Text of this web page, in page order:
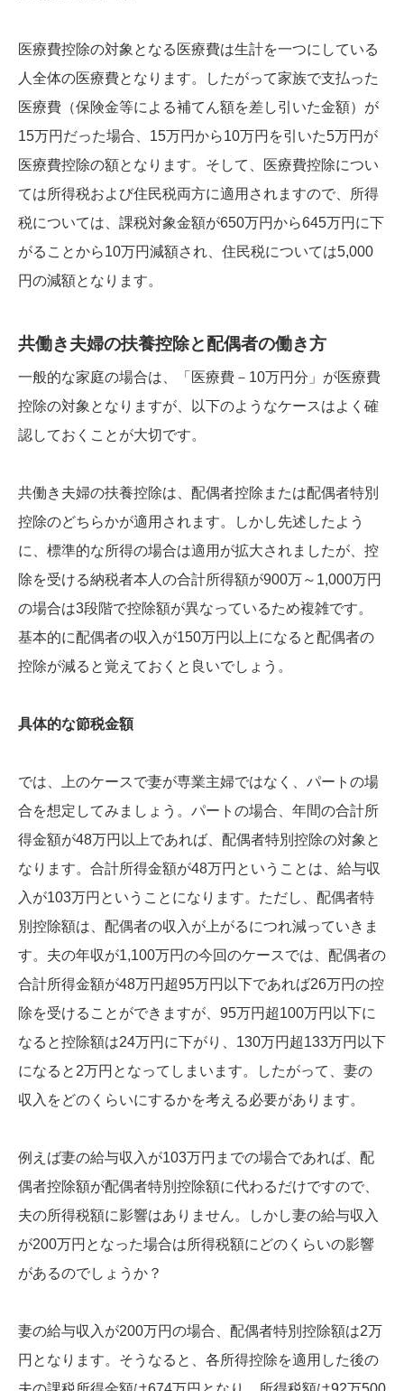
医療費控除の対象となる医療費は生計を一つにしている
人全体の医療費となります。したがって家族で支払った
医療費（保険金等による補てん額を差し引いた金額）が
15万円だった場合、15万円から10万円を引いた5万円が
医療費控除の額となります。そして、医療費控除につい
ては所得税および住民税両方に適用されますので、所得
税については、課税対象金額が650万円から645万円に下
がることから10万円減額され、住民税については5,000
円の減額となります。
共働き夫婦の扶養控除と配偶者の働き方
一般的な家庭の場合は、「医療費－10万円分」が医療費
控除の対象となりますが、以下のようなケースはよく確
認しておくことが大切です。
共働き夫婦の扶養控除は、配偶者控除または配偶者特別
控除のどちらかが適用されます。しかし先述したよう
に、標準的な所得の場合は適用が拡大されましたが、控
除を受ける納税者本人の合計所得額が900万～1,000万円
の場合は3段階で控除額が異なっているため複雑です。
基本的に配偶者の収入が150万円以上になると配偶者の
控除が減ると覚えておくと良いでしょう。
具体的な節税金額
では、上のケースで妻が専業主婦ではなく、パートの場
合を想定してみましょう。パートの場合、年間の合計所
得金額が48万円以上であれば、配偶者特別控除の対象と
なります。合計所得金額が48万円ということは、給与収
入が103万円ということになります。ただし、配偶者特
別控除額は、配偶者の収入が上がるにつれ減っていきま
す。夫の年収が1,100万円の今回のケースでは、配偶者の
合計所得金額が48万円超95万円以下であれば26万円の控
除を受けることができますが、95万円超100万円以下に
なると控除額は24万円に下がり、130万円超133万円以下
になると2万円となってしまいます。したがって、妻の
収入をどのくらいにするかを考える必要があります。
例えば妻の給与収入が103万円までの場合であれば、配
偶者控除額が配偶者特別控除額に代わるだけですので、
夫の所得税額に影響はありません。しかし妻の給与収入
が200万円となった場合は所得税額にどのくらいの影響
があるのでしょうか？
妻の給与収入が200万円の場合、配偶者特別控除額は2万
円となります。そうなると、各所得控除を適用した後の